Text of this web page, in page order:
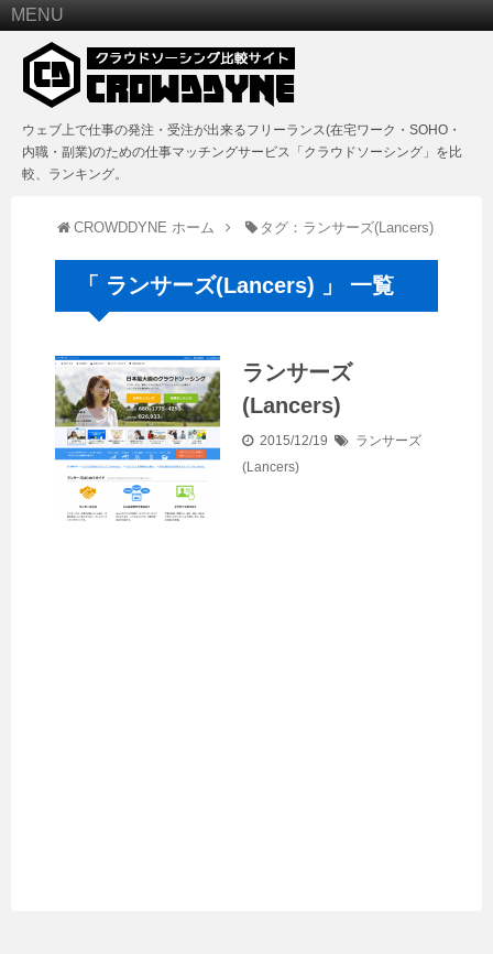
MENU
ウェブ上で仕事の発注・受注が出来るフリーランス(在宅ワーク・SOHO・
内職・副業)のための仕事マッチングサービス「クラウドソーシング」を比
較、ランキング。
CROWDDYNE ホーム タグ：ランサーズ(Lancers)
「 ランサーズ(Lancers) 」 一覧
ランサーズ
(Lancers)
2015/12/19
ランサーズ
(Lancers)